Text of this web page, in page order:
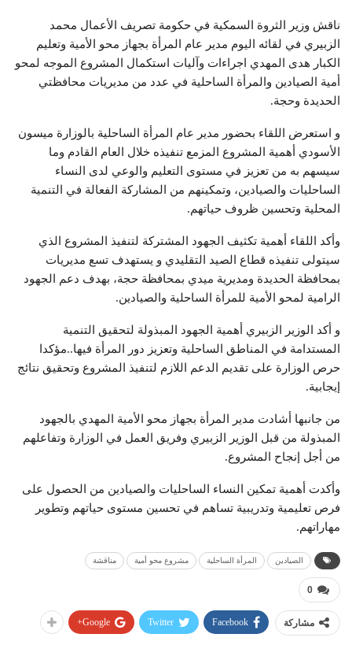
ناقش وزير الثروة السمكية في حكومة تصريف الأعمال محمد
الزبيري في لقائه اليوم مدير عام المرأة بجهاز محو الأمية وتعليم
الكبار هدى المهدي اجراءات وآليات استكمال المشروع الموجه لمحو
أمية الصيادين والمرأة الساحلية في عدد من مديريات محافظتي
الحديدة وحجة.
و استعرض اللقاء بحضور مدير عام المرأة الساحلية بالوزارة ميسون
الأسودي أهمية المشروع المزمع تنفيذه خلال العام القادم وما
سيسهم به من تعزيز في مستوى التعليم والوعي لدى النساء
الساحليات والصيادين، وتمكينهم من المشاركة الفعالة في التنمية
المحلية وتحسين ظروف حياتهم.
وأكد اللقاء أهمية تكثيف الجهود المشتركة لتنفيذ المشروع الذي
سيتولى تنفيذه قطاع الصيد التقليدي و يستهدف تسع مديريات
بمحافظة الحديدة ومديرية ميدي بمحافظة حجة، بهدف دعم الجهود
الرامية لمحو الأمية للمرأة الساحلية والصيادين.
و أكد الوزير الزبيري أهمية الجهود المبذولة لتحقيق التنمية
المستدامة في المناطق الساحلية وتعزيز دور المرأة فيها..مؤكدا
حرص الوزارة على تقديم الدعم اللازم لتنفيذ المشروع وتحقيق نتائج
إيجابية.
من جانبها أشادت مدير المرأة بجهاز محو الأمية المهدي بالجهود
المبذولة من قبل الوزير الزبيري وفريق العمل في الوزارة وتفاعلهم
من أجل إنجاح المشروع.
وأكدت أهمية تمكين النساء الساحليات والصيادين من الحصول على
فرص تعليمية وتدريبية تساهم في تحسين مستوى حياتهم وتطوير
مهاراتهم.
الصيادين المرأة الساحلية مشروع محو أمية مناقشة
0
مشاركة Facebook
Twitter
Google+